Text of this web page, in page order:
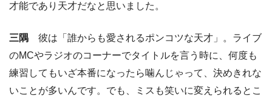
才能であり天才だなと思いました。
三隅 彼は「誰からも愛されるポンコツな天才」。ライブ
のMCやラジオのコーナーでタイトルを言う時に、何度も
練習してもいざ本番になったら噛んじゃって、決めきれな
いことが多いんです。でも、ミスも笑いに変えられるとこ